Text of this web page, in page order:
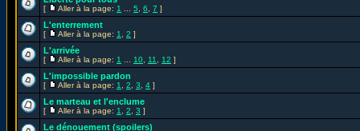
[ Aller à la page: 1 5 6 7 ]
L'enterrement
[ Aller à la page: 1 2 ]
L'arrivée
[ Aller à la page: 1 10 11 12 ]
L'impossible pardon
[ Aller à la page: 1 2 3 4 ]
Le marteau et l'enclume
[ Aller à la page: 1 2 3 ]
Le dénouement (spoilers)